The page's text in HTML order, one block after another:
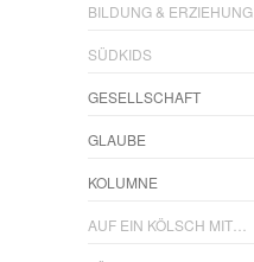
BILDUNG & ERZIEHUNG
SÜDKIDS
GESELLSCHAFT
GLAUBE
KOLUMNE
AUF EIN KÖLSCH MIT…